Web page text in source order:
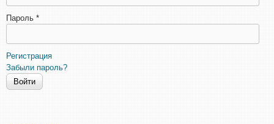
Пароль *
Регистрация
Забыли пароль?